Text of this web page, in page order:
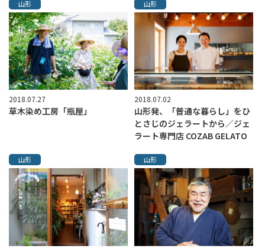
山形
2018.07.27
草木染め工房「瓶屋」
山形
2018.07.02
山形発、「普通な暮らし」をひ
とさじのジェラートから／ジェ
ラート専門店 COZAB GELATO
山形 山形